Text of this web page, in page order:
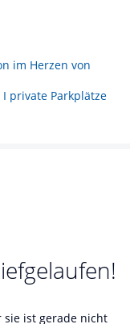
im Herzen von
private Parkplätze
ist gerade nicht